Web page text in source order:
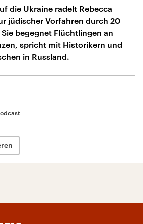
die Ukraine radelt Rebecca
jüdischer Vorfahren durch 20
begegnet Flüchtlingen an
spricht mit Historikern und
in Russland.